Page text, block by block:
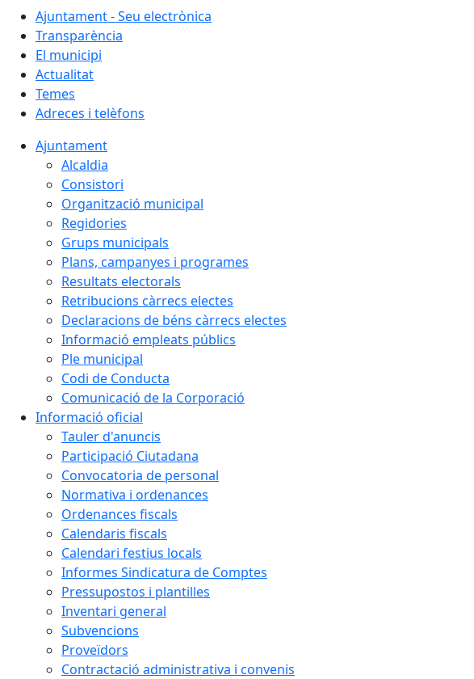
Ajuntament - Seu electrònica
Transparència
El municipi
Actualitat
Temes
Adreces i telèfons
Ajuntament
Alcaldia
Consistori
Organització municipal
Regidories
Grups municipals
Plans, campanyes i programes
Resultats electorals
Retribucions càrrecs electes
Declaracions de béns càrrecs electes
Informació empleats públics
Ple municipal
Codi de Conducta
Comunicació de la Corporació
Informació oficial
Tauler d'anuncis
Participació Ciutadana
Convocatoria de personal
Normativa i ordenances
Ordenances fiscals
Calendaris fiscals
Calendari festius locals
Informes Sindicatura de Comptes
Pressupostos i plantilles
Inventari general
Subvencions
Proveïdors
Contractació administrativa i convenis